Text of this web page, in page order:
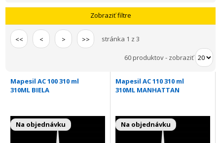
Zobraziť filtre
<< < > >> stránka 1 z 3
60 produktov- zobraziť
Mapesil AC 100 310 ml
310ML BIELA
Na objednávku
Mapesil AC 110 310 ml
310ML MANHATTAN
Na objednávku